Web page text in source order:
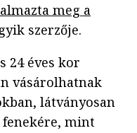
meg a
szerzője.
24 éves kor
vásárolhatnak
látványosan
fenekére, mint